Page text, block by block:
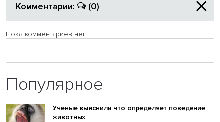
Комментарии: (0)
Пока комментариев нет
Популярное
Ученые выяснили что определяет поведение
животных